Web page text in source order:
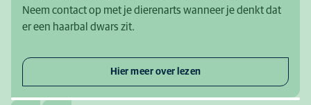
Neem contact op met je dierenarts wanneer je denkt dat
er een haarbal dwars zit.
Hier meer over lezen